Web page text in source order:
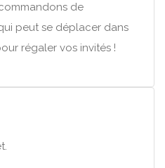
de
peut se déplacer dans
régaler vos invités !